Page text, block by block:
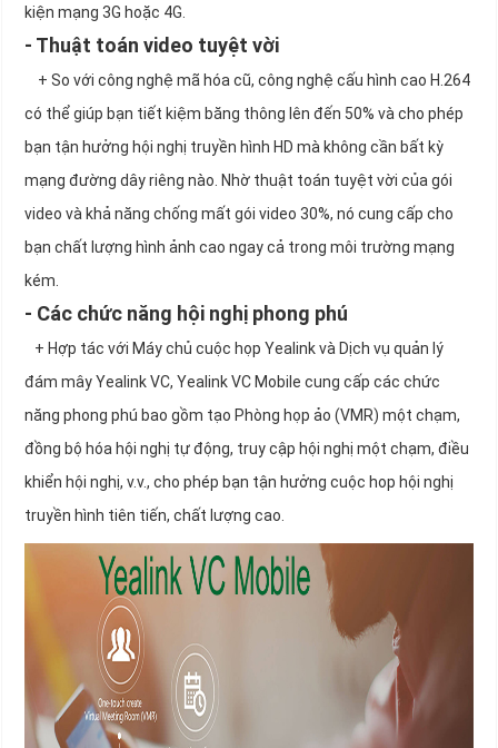
kiện mạng 3G hoặc 4G.
- Thuật toán video tuyệt vời
+ So với công nghệ mã hóa cũ, công nghệ cấu hình cao H.264
có thể giúp bạn tiết kiệm băng thông lên đến 50% và cho phép
bạn tận hưởng hội nghị truyền hình HD mà không cần bất kỳ
mạng đường dây riêng nào. Nhờ thuật toán tuyệt vời của gói
video và khả năng chống mất gói video 30%, nó cung cấp cho
bạn chất lượng hình ảnh cao ngay cả trong môi trường mạng
kém.
- Các chức năng hội nghị phong phú
+ Hợp tác với Máy chủ cuộc họp Yealink và Dịch vụ quản lý
đám mây Yealink VC, Yealink VC Mobile cung cấp các chức
năng phong phú bao gồm tạo Phòng họp ảo (VMR) một chạm,
đồng bộ hóa hội nghị tự động, truy cập hội nghị một chạm, điều
khiển hội nghị, v.v., cho phép bạn tận hưởng cuộc hop hội nghị
truyền hình tiên tiến, chất lượng cao.